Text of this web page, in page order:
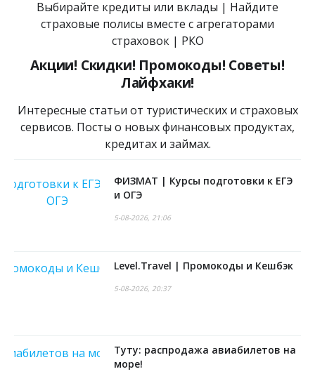
Выбирайте кредиты или вклады | Найдите
страховые полисы вместе с агрегаторами
страховок | РКО
Акции! Скидки! Промокоды! Советы!
Лайфхаки!
Интересные статьи от туристических и страховых
сервисов. Посты о новых финансовых продуктах,
кредитах и займах.
ФИЗМАТ | Курсы подготовки к ЕГЭ
и ОГЭ
5-08-2026, 21:06
Level.Travel | Промокоды и Кешбэк
5-08-2026, 20:37
Туту: распродажа авиабилетов на
море!